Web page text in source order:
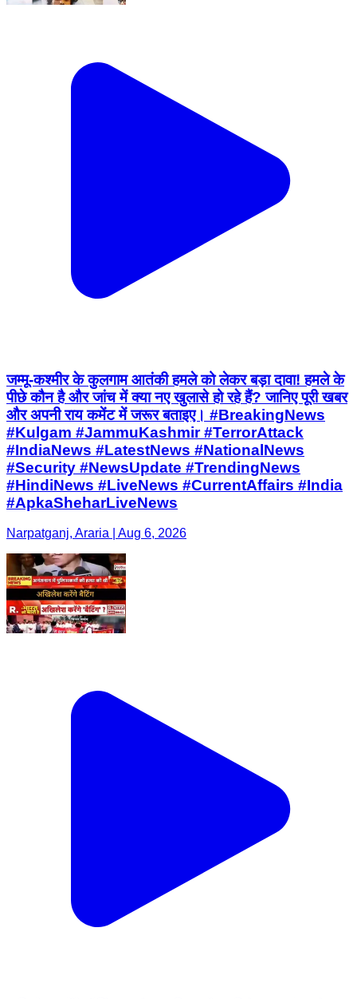
जम्मू-कश्मीर के कुलगाम आतंकी हमले को लेकर बड़ा दावा! हमले के
पीछे कौन है और जांच में क्या नए खुलासे हो रहे हैं? जानिए पूरी खबर
और अपनी राय कमेंट में जरूर बताइए। #BreakingNews
#Kulgam #JammuKashmir #TerrorAttack
#IndiaNews #LatestNews #NationalNews
#Security #NewsUpdate #TrendingNews
#HindiNews #LiveNews #CurrentAffairs #India
#ApkaSheharLiveNews
Narpatganj, Araria | Aug 6, 2026